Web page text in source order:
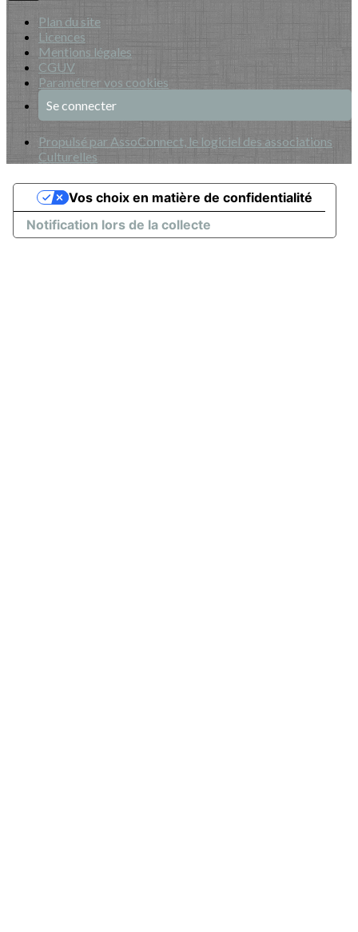
Plan du site
Licences
Mentions légales
CGUV
Paramétrer vos cookies
Se connecter
Propulsé par AssoConnect, le logiciel des associations
Culturelles
Notification lors de la collecte
Vos choix en matière de confidentialité